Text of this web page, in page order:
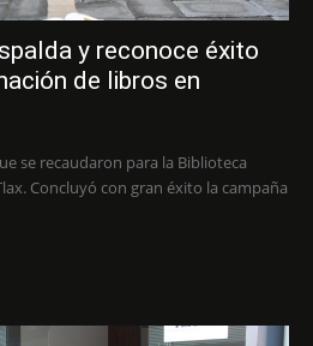
y reconoce éxito
de libros en
se recaudaron para la Biblioteca